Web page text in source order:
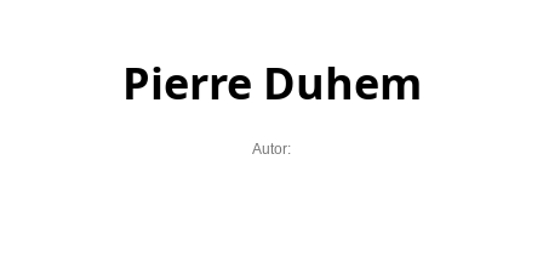
Pierre Duhem
Autor: